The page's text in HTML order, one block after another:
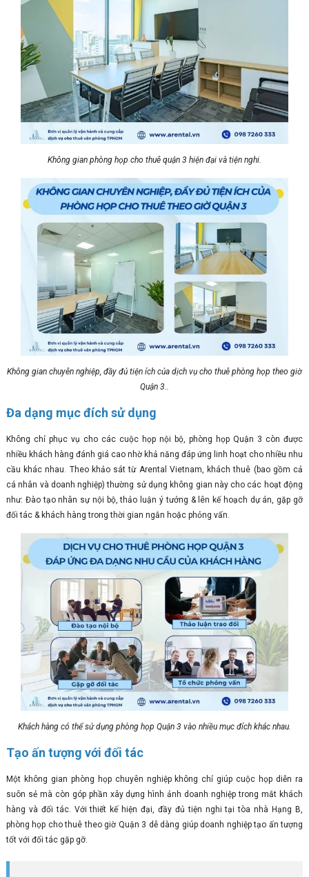
Không gian phòng họp cho thuê quận 3 hiện đại và tiện nghi.
Không gian chuyên nghiệp, đầy đủ tiện ích của dịch vụ cho thuê phòng họp theo giờ
Quận 3..
Đa dạng mục đích sử dụng
Không chỉ phục vụ cho các cuộc họp nội bộ, phòng họp Quận 3 còn được
nhiều khách hàng đánh giá cao nhờ khả năng đáp ứng linh hoạt cho nhiều nhu
cầu khác nhau. Theo khảo sát từ Arental Vietnam, khách thuê (bao gồm cả
cá nhân và doanh nghiệp) thường sử dụng không gian này cho các hoạt động
như: Đào tạo nhân sự nội bộ, thảo luận ý tưởng & lên kế hoạch dự án, gặp gỡ
đối tác & khách hàng trong thời gian ngắn hoặc phỏng vấn.
Khách hàng có thể sử dụng phòng họp Quận 3 vào nhiều mục đích khác nhau.
Tạo ấn tượng với đối tác
Một không gian phòng họp chuyên nghiệp không chỉ giúp cuộc họp diễn ra
suôn sẻ mà còn góp phần xây dựng hình ảnh doanh nghiệp trong mắt khách
hàng và đối tác. Với thiết kế hiện đại, đầy đủ tiện nghi tại tòa nhà Hạng B,
phòng họp cho thuê theo giờ Quận 3 dễ dàng giúp doanh nghiệp tạo ấn tượng
tốt với đối tác gặp gỡ.